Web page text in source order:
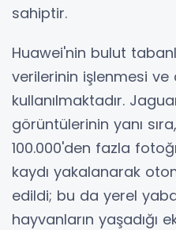
sahiptir.
Huawei'nin bulut
verilerinin işlenmesi
kullanılmaktadır.
görüntülerinin yanı
100.000'den fazla
kaydı yakalanarak
edildi; bu da yerel
hayvanların yaşadığı